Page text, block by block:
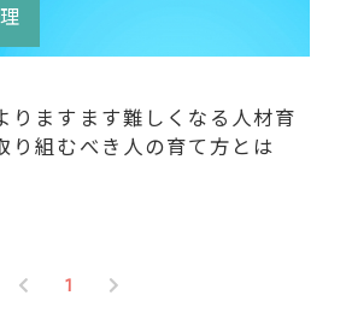
りますます難しくなる人材育
り組むべき人の育て方とは
1